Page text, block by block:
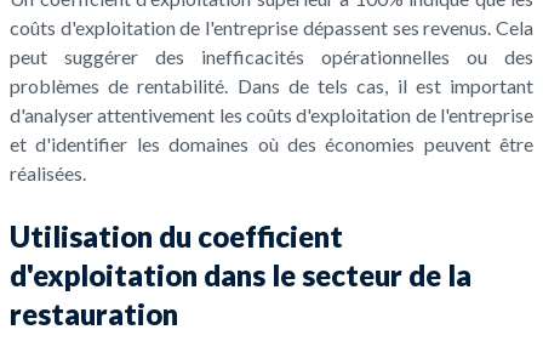
coûts d'exploitation de l'entreprise dépassent ses revenus. Cela
peut suggérer des inefficacités opérationnelles ou des
problèmes de rentabilité. Dans de tels cas, il est important
d'analyser attentivement les coûts d'exploitation de l'entreprise
et d'identifier les domaines où des économies peuvent être
réalisées.
Utilisation du coefficient
d'exploitation dans le secteur de la
restauration